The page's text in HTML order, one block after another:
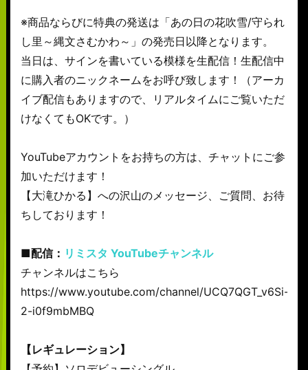
※商品ならびに特典の発送は「あの日の花吹雪/守られ
し里～縄文さむかわ～」の発売日以降となります。
当日は、サインを書いている模様を生配信！生配信中
に購入者のニックネームをお呼び致します！（アーカ
イブ配信もありますので、リアルタイムにご覧いただ
けなくてもOKです。）
YouTubeアカウントをお持ちの方は、チャットにご参
加いただけます！
【大滝ひかる】への沢山のメッセージ、ご質問、お待
ちしております！
■配信： リミスタ YouTubeチャンネル
チャンネルはこちら
https://www.youtube.com/channel/UCQ7QGT_v6Si-
2-i0f9mbMBQ
【レギュレーション】